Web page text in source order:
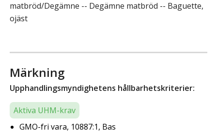
matbröd/Degämne -- Degämne matbröd -- Baguette,
ojäst
Märkning
Upphandlingsmyndighetens hållbarhetskriterier:
Aktiva UHM-krav
GMO-fri vara, 10887:1, Bas